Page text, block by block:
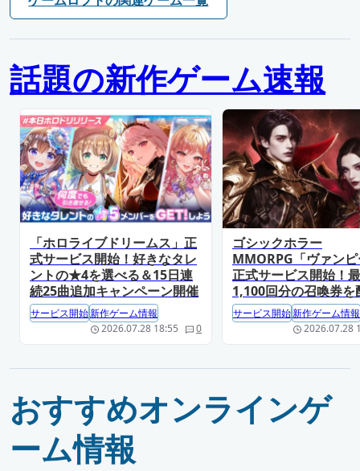
話題の新作ゲーム速報
「ホロライブドリームス」正
式サービス開始！好きなタレ
ントの★4を選べる＆15日連
続25曲追加キャンペーン開催
サービス開始新作ゲーム情報
2026.07.28 18:55
0
ゴシックホラー
MMORPG「ヴァン
正式サービス開始！
1,100回分の召喚券を
サービス開始新作ゲーム情報
2026.07.28
おすすめオンラインゲ
ーム情報